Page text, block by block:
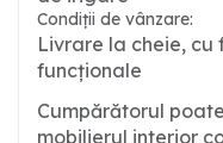
Condiții de vânzare:
Livrare la cheie, cu
funcționale
Cumpărătorul
mobilierul interior